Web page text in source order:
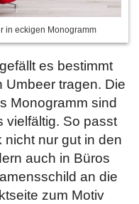
in eckigen Monogramm
es bestimmt
Umbeer tragen. Die
Monogramm sind
vielfältig. So passt
nur gut in den
auch in Büros
an die
zum Motiv